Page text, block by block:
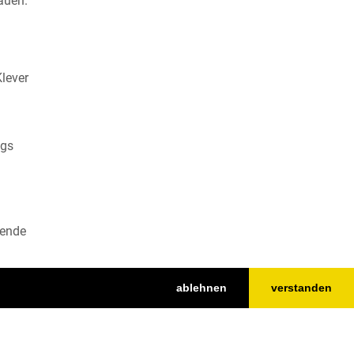
ablehnen verstanden